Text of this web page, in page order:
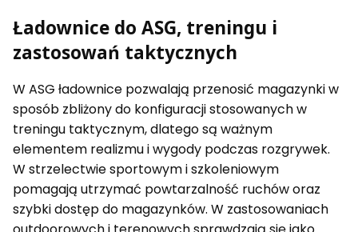
Ładownice do ASG, treningu i
zastosowań taktycznych
W ASG ładownice pozwalają przenosić magazynki w
sposób zbliżony do konfiguracji stosowanych w
treningu taktycznym, dlatego są ważnym
elementem realizmu i wygody podczas rozgrywek.
W strzelectwie sportowym i szkoleniowym
pomagają utrzymać powtarzalność ruchów oraz
szybki dostęp do magazynków. W zastosowaniach